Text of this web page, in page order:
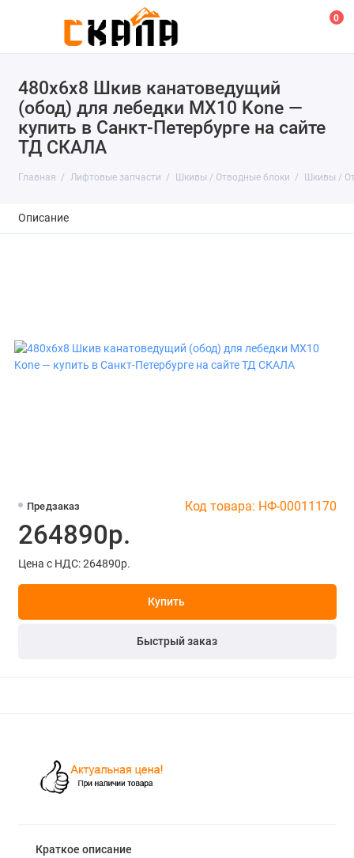
0
480х6х8 Шкив канатоведущий
(обод) для лебедки MX10 Kone —
купить в Санкт-Петербурге на сайте
ТД СКАЛА
Главная Лифтовые запчасти Шкивы / Отводные блоки Шкивы /
Описание
Предзаказ Код товара: НФ-00011170
264890р.
Цена с НДС: 264890р.
Купить
Быстрый заказ
Краткое описание